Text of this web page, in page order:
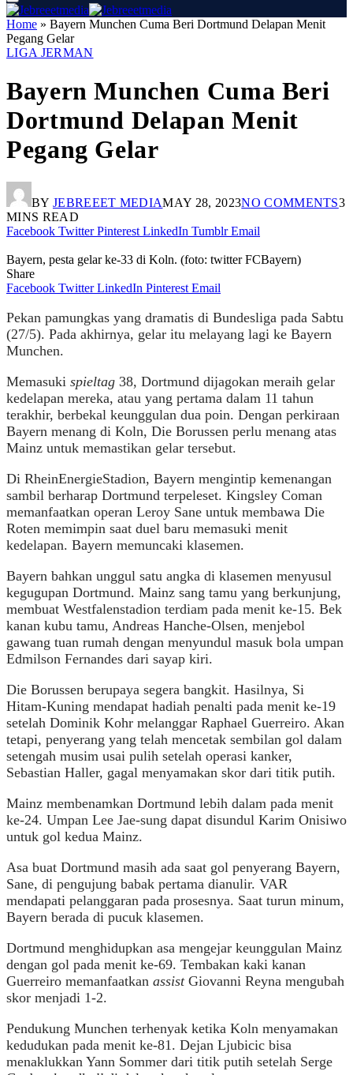
Home » Bayern Munchen Cuma Beri Dortmund Delapan Menit
Pegang Gelar
LIGA JERMAN
Bayern Munchen Cuma Beri
Dortmund Delapan Menit
Pegang Gelar
BY JEBREEET MEDIAMAY 28, 2023NO COMMENTS3
MINS READ
Facebook Twitter Pinterest LinkedIn Tumblr Email
Bayern, pesta gelar ke-33 di Koln. (foto: twitter FCBayern)
Share
Facebook Twitter LinkedIn Pinterest Email
Pekan pamungkas yang dramatis di Bundesliga pada Sabtu
(27/5). Pada akhirnya, gelar itu melayang lagi ke Bayern
Munchen.
Memasuki spieltag 38, Dortmund dijagokan meraih gelar
kedelapan mereka, atau yang pertama dalam 11 tahun
terakhir, berbekal keunggulan dua poin. Dengan perkiraan
Bayern menang di Koln, Die Borussen perlu menang atas
Mainz untuk memastikan gelar tersebut.
Di RheinEnergieStadion, Bayern mengintip kemenangan
sambil berharap Dortmund terpeleset. Kingsley Coman
memanfaatkan operan Leroy Sane untuk membawa Die
Roten memimpin saat duel baru memasuki menit
kedelapan. Bayern memuncaki klasemen.
Bayern bahkan unggul satu angka di klasemen menyusul
kegugupan Dortmund. Mainz sang tamu yang berkunjung,
membuat Westfalenstadion terdiam pada menit ke-15. Bek
kanan kubu tamu, Andreas Hanche-Olsen, menjebol
gawang tuan rumah dengan menyundul masuk bola umpan
Edmilson Fernandes dari sayap kiri.
Die Borussen berupaya segera bangkit. Hasilnya, Si
Hitam-Kuning mendapat hadiah penalti pada menit ke-19
setelah Dominik Kohr melanggar Raphael Guerreiro. Akan
tetapi, penyerang yang telah mencetak sembilan gol dalam
setengah musim usai pulih setelah operasi kanker,
Sebastian Haller, gagal menyamakan skor dari titik putih.
Mainz membenamkan Dortmund lebih dalam pada menit
ke-24. Umpan Lee Jae-sung dapat disundul Karim Onisiwo
untuk gol kedua Mainz.
Asa buat Dortmund masih ada saat gol penyerang Bayern,
Sane, di pengujung babak pertama dianulir. VAR
mendapati pelanggaran pada prosesnya. Saat turun minum,
Bayern berada di pucuk klasemen.
Dortmund menghidupkan asa mengejar keunggulan Mainz
dengan gol pada menit ke-69. Tembakan kaki kanan
Guerreiro memanfaatkan assistGiovanni Reyna mengubah
skor menjadi 1-2.
Pendukung Munchen terhenyak ketika Koln menyamakan
kedudukan pada menit ke-81. Dejan Ljubicic bisa
menaklukkan Yann Sommer dari titik putih setelah Serge